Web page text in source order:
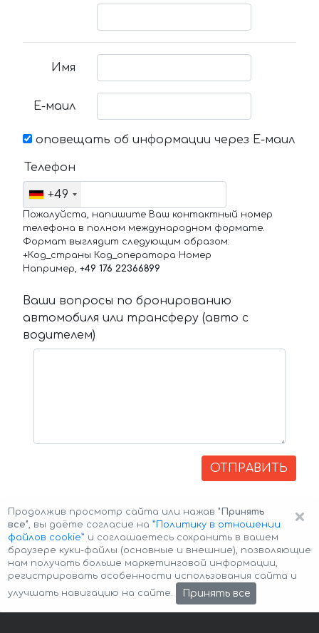
Имя
Е-маил
оповещать об информации через Е-маил
Телефон
+49
Пожалуйста, напишите Ваш контактный номер
телефона в полном международном формате.
Формат выглядит следующим образом:
+Код_страны Код_оператора Номер
Например, +49 176 22366899
Ваши вопросы по бронированию
автомобиля или трансферу (авто с
водителем)
ОТПРАВИТЬ
Авторские права © 2026 Авто-Аренда Cookie Policy
×
Продолжив просмотр сайта или нажав "Принять
все", вы даёте согласие на ”Политику в отношении
файлов cookie” и соглашаетесь сохранить в вашем
браузере куки-файлы (основные и внешние), позволяющие
нам получать больше маркетинговой информации,
регистрировать особенности использования сайта и
улучшать навигацию на сайте.
Принять все